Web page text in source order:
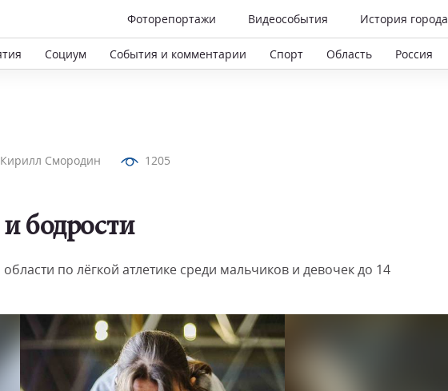
Фоторепортажи Видеособытия История города
Социум События и комментарии Спорт Область Россия
Кирилл Смородин 1205
бодрости
по лёгкой атлетике среди мальчиков и девочек до 14